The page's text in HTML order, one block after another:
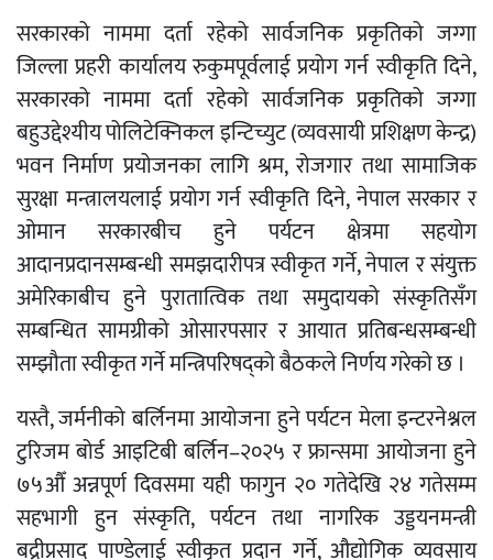
सरकारको नाममा दर्ता रहेको सार्वजनिक प्रकृतिको जग्गा
जिल्ला प्रहरी कार्यालय रुकुमपूर्वलाई प्रयोग गर्न स्वीकृति दिने,
सरकारको नाममा दर्ता रहेको सार्वजनिक प्रकृतिको जग्गा
बहुउद्देश्यीय पोलिटेक्निकल इन्टिच्युट (व्यवसायी प्रशिक्षण केन्द्र)
भवन निर्माण प्रयोजनका लागि श्रम, रोजगार तथा सामाजिक
सुरक्षा मन्त्रालयलाई प्रयोग गर्न स्वीकृति दिने, नेपाल सरकार र
ओमान सरकारबीच हुने पर्यटन क्षेत्रमा सहयोग
आदानप्रदानसम्बन्धी समझदारीपत्र स्वीकृत गर्ने, नेपाल र संयुक्त
अमेरिकाबीच हुने पुरातात्विक तथा समुदायको संस्कृतिसँग
सम्बन्धित सामग्रीको ओसारपसार र आयात प्रतिबन्धसम्बन्धी
सम्झौता स्वीकृत गर्ने मन्त्रिपरिषद्को बैठकले निर्णय गरेको छ ।
यस्तै, जर्मनीको बर्लिनमा आयोजना हुने पर्यटन मेला इन्टरनेश्नल
टुरिजम बोर्ड आइटिबी बर्लिन–२०२५ र फ्रान्समा आयोजना हुने
७५औँ अन्नपूर्ण दिवसमा यही फागुन २० गतेदेखि २४ गतेसम्म
सहभागी हुन संस्कृति, पर्यटन तथा नागरिक उड्डयनमन्त्री
बद्रीप्रसाद पाण्डेलाई स्वीकृत प्रदान गर्ने, औद्योगिक व्यवसाय